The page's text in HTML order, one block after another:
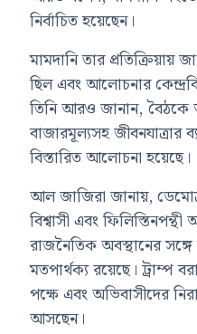
নির্বাচিত হয়েছেন।
মামদানি তার প্রতিক্রিয়ায়
ছিল এবং আলোচনার
তিনি আরও জানান, বৈঠকে
বাজারমূল্যসহ জীবনযাত্রার
বিস্তারিত আলোচনা হয়েছে।
আল জাজিরা জানায়,
বিশ্বাসী এবং
রাজনৈতিক অবস্থানের
মতপার্থক্য রয়েছে। ট্রাম্প
পক্ষে এবং অভিবাসীদের
আসছেন।